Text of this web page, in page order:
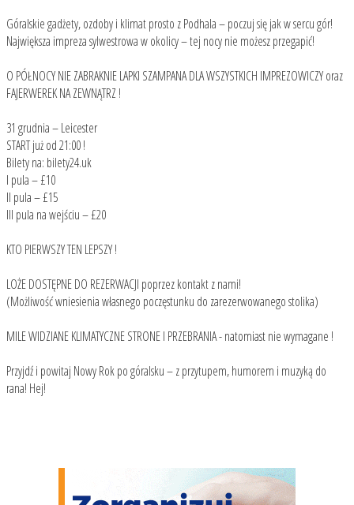
Góralskie gadżety, ozdoby i klimat prosto z Podhala – poczuj się jak w sercu gór!
Największa impreza sylwestrowa w okolicy – tej nocy nie możesz przegapić!
O PÓŁNOCY NIE ZABRAKNIE LAPKI SZAMPANA DLA WSZYSTKICH IMPREZOWICZY oraz
FAJERWEREK NA ZEWNĄTRZ !
31 grudnia – Leicester
START już od 21:00 !
Bilety na: bilety24.uk
I pula – £10
II pula – £15
III pula na wejściu – £20
KTO PIERWSZY TEN LEPSZY !
LOŻE DOSTĘPNE DO REZERWACJI poprzez kontakt z nami!
(Możliwość wniesienia własnego poczęstunku do zarezerwowanego stolika)
MILE WIDZIANE KLIMATYCZNE STRONE I PRZEBRANIA - natomiast nie wymagane !
Przyjdź i powitaj Nowy Rok po góralsku – z przytupem, humorem i muzyką do
rana! Hej!